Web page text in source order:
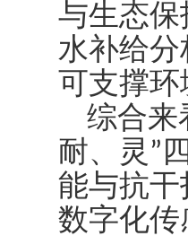
与生态
水补给
可支撑
综合来
耐、灵 ”
能与抗
数字化